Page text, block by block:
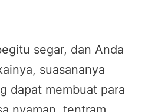
segar, dan Anda
suasananya
dapat membuat para